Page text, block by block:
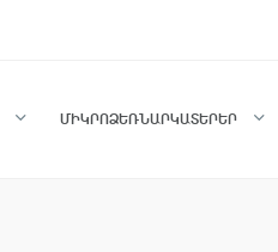
ՄԻԿՐՈՁԵՌՆԱՐԿԱՏԵՐԵՐ